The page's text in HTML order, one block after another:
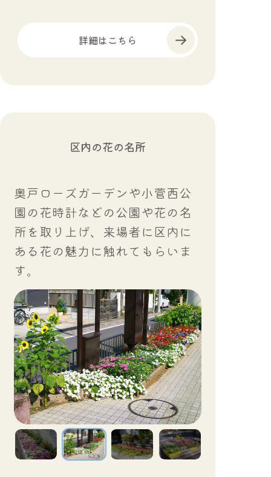
詳細はこちら
区内の花の名所
奥戸ローズガーデンや小菅西公
園の花時計などの公園や花の名
所を取り上げ、来場者に区内に
ある花の魅力に触れてもらいま
す。